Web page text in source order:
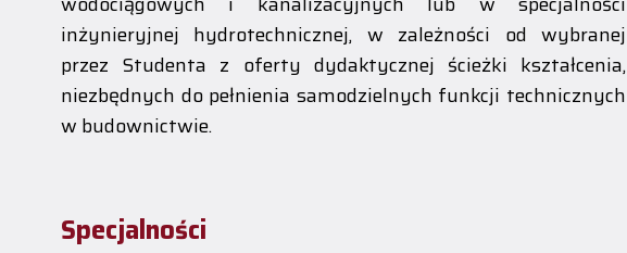
inżynieryjnej hydrotechnicznej, w zależności od wybranej
przez Studenta z oferty dydaktycznej ścieżki kształcenia,
niezbędnych do pełnienia samodzielnych funkcji technicznych
w budownictwie.
Specjalności